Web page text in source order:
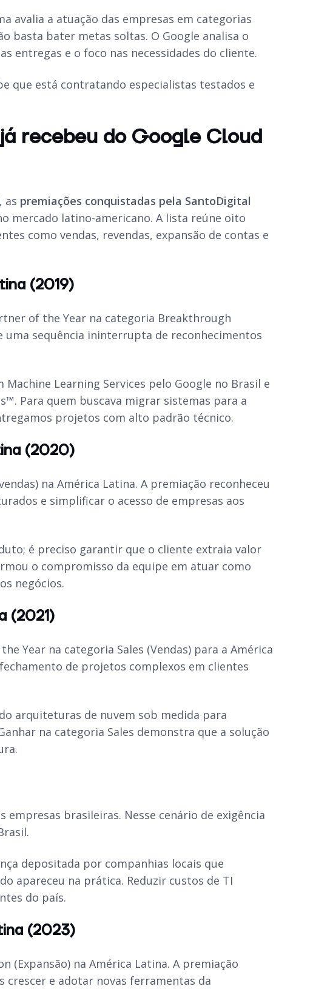
avalia a atuação das empresas em categorias
basta bater metas soltas. O Google analisa o
entregas e o foco nas necessidades do cliente.
que está contratando especialistas testados e
recebeu do Google Cloud
as premiações conquistadas pela SantoDigital
mercado latino-americano. A lista reúne oito
como vendas, revendas, expansão de contas e
(2019)
of the Year na categoria Breakthrough
uma sequência ininterrupta de reconhecimentos
Learning Services pelo Google no Brasil e
Para quem buscava migrar sistemas para a
projetos com alto padrão técnico.
(2020)
na América Latina. A premiação reconheceu
e simplificar o acesso de empresas aos
é preciso garantir que o cliente extraia valor
o compromisso da equipe em atuar como
negócios.
(2021)
Year na categoria Sales (Vendas) para a América
de projetos complexos em clientes
arquiteturas de nuvem sob medida para
na categoria Sales demonstra que a solução
empresas brasileiras. Nesse cenário de exigência
depositada por companhias locais que
apareceu na prática. Reduzir custos de TI
do país.
(2023)
(Expansão) na América Latina. A premiação
crescer e adotar novas ferramentas da